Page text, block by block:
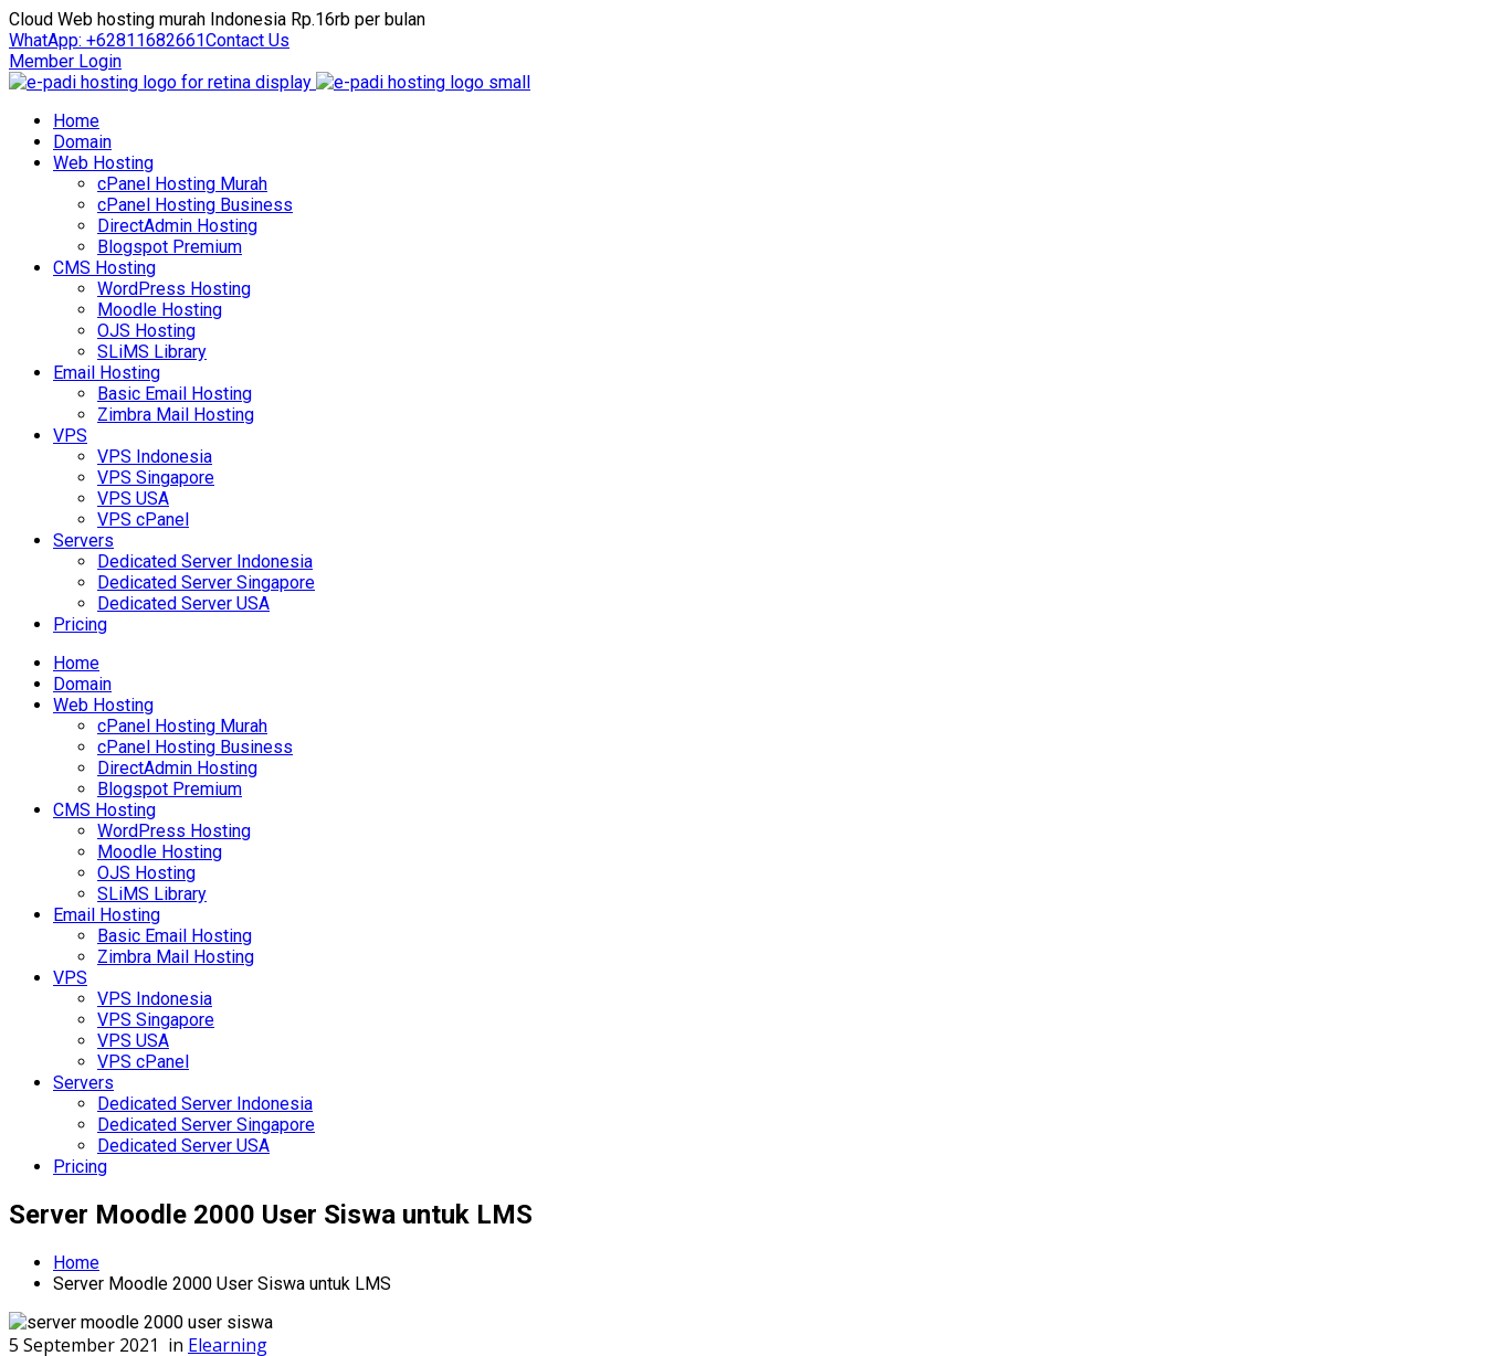
Cloud Web hosting murah Indonesia Rp.16rb per bulan
WhatApp: +62811682661Contact Us
Member Login
Home
Domain
Web Hosting
cPanel Hosting Murah
cPanel Hosting Business
DirectAdmin Hosting
Blogspot Premium
CMS Hosting
WordPress Hosting
Moodle Hosting
OJS Hosting
SLiMS Library
Email Hosting
Basic Email Hosting
Zimbra Mail Hosting
VPS
VPS Indonesia
VPS Singapore
VPS USA
VPS cPanel
Servers
Dedicated Server Indonesia
Dedicated Server Singapore
Dedicated Server USA
Pricing
Home
Domain
Web Hosting
cPanel Hosting Murah
cPanel Hosting Business
DirectAdmin Hosting
Blogspot Premium
CMS Hosting
WordPress Hosting
Moodle Hosting
OJS Hosting
SLiMS Library
Email Hosting
Basic Email Hosting
Zimbra Mail Hosting
VPS
VPS Indonesia
VPS Singapore
VPS USA
VPS cPanel
Servers
Dedicated Server Indonesia
Dedicated Server Singapore
Dedicated Server USA
Pricing
Server Moodle 2000 User Siswa untuk LMS
Home
Server Moodle 2000 User Siswa untuk LMS
5 September 2021 in Elearning